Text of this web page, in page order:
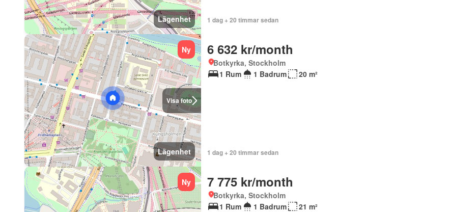
Lägenhet 1 dag + 20 timmar sedan
Visa foto
Ny
Lägenhet
6 632 kr/month
Botkyrka, Stockholm
1 Rum
1 Badrum 20 m²
1 dag + 20 timmar sedan
Ny 7 775 kr/month
Botkyrka, Stockholm
1 Rum
1 Badrum 21 m²